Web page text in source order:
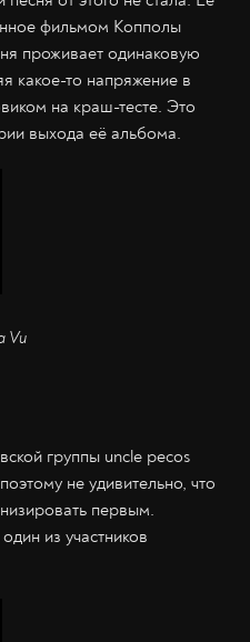
фильмом Копполы
проживает одинаковую
какое-то напряжение в
на краш-тесте. Это
выхода её альбома.
Vu
группы uncle pecos
не удивительно, что
первым.
из участников